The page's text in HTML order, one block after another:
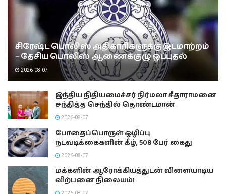
சிரேஷ்ட பொலிஸ் அதிகாரிகளுக்கு இடமாற்றம்
– தேசிய பொலிஸ் ஆணைக்குழு ஒப்புதல்
2026-08-07
இந்திய நிதியமைச்சர் நிர்மலா சீதாராமனை
சந்தித்த செந்தில் தொண்டமான்
2026-08-07
போதைப்பொருள் ஒழிப்பு
நடவடிக்கைகளின் கீழ், 508 பேர் கைது
2026-08-07
மக்களின் ஆரோக்கியத்துடன் விளையாடிய
விற்பனை நிலையம்!